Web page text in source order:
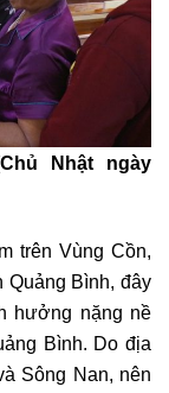
Nhật ngày
trên Vùng Cồn,
Quảng Bình, đây
hưởng nặng nề
Bình. Do địa
Sông Nan, nên